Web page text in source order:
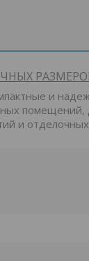
и
помещений,
и